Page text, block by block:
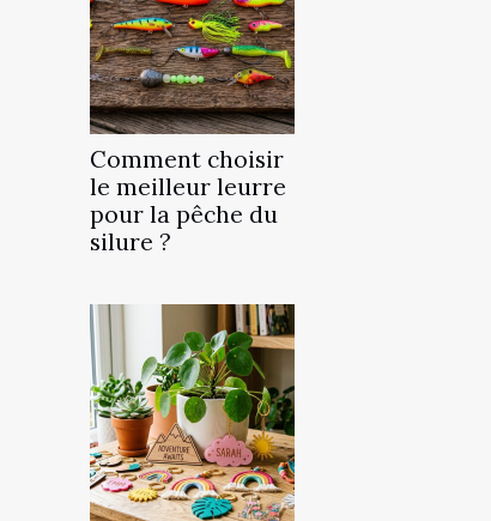
Comment choisir
le meilleur leurre
pour la pêche du
silure ?